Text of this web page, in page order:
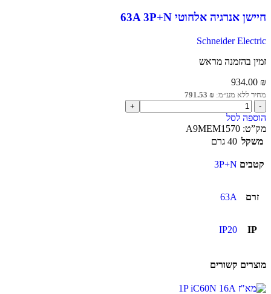
חיישן אנרגיה אלחוטי 63A 3P+N
Schneider Electric
זמין בהזמנה מראש
934.00 ₪
מחיר ללא מע״מ: 791.53 ₪
הוספה לסל
מק”ט: A9MEM1570
משקל 40 גרם
קטבים 3P+N
זרם 63A
IP
IP20
מוצרים קשורים